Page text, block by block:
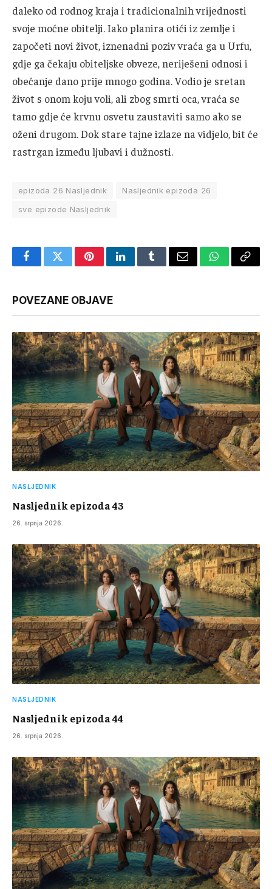
daleko od rodnog kraja i tradicionalnih vrijednosti
svoje moćne obitelji. Iako planira otići iz zemlje i
započeti novi život, iznenadni poziv vraća ga u Urfu,
gdje ga čekaju obiteljske obveze, neriješeni odnosi i
obećanje dano prije mnogo godina. Vodio je sretan
život s onom koju voli, ali zbog smrti oca, vraća se
tamo gdje će krvnu osvetu zaustaviti samo ako se
oženi drugom. Dok stare tajne izlaze na vidjelo, bit će
rastrgan između ljubavi i dužnosti.
epizoda 26 Nasljednik
Nasljednik epizoda 26
sve epizode Nasljednik
FacebookTwitterPinterestLinkedInTumblrEmail WhatsApp
Copy
POVEZANE OBJAVE
NASLJEDNIK
Nasljednik epizoda 43
26. srpnja 2026.
NASLJEDNIK
Nasljednik epizoda 44
26. srpnja 2026.